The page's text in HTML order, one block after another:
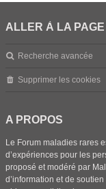
ALLER À LA PAGE
Recherche avancée
Supprimer les cookies
A PROPOS
Le Forum maladies rares
d’expériences pour les
proposé et modéré par
d’information et de